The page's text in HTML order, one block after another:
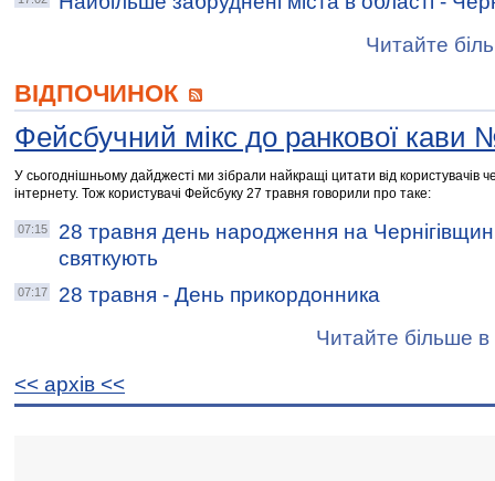
Читайте
ВІДПОЧИНОК
Фейсбучний мікс до ранкової кави
У сьогоднішньому дайджесті ми зібрали найкращі цитати від користувачів
інтернету. Тож користувачі Фейсбуку 27 травня говорили про таке:
07:15
28 травня день народження на
святкують
07:17
28 травня - День прикордонника
Читайте більше в
<< архiв <<